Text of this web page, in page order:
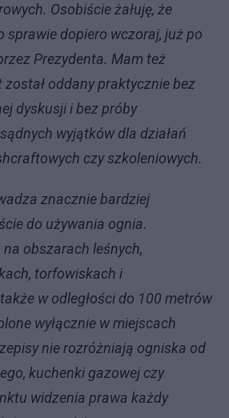
Osobiście żałuję, że
sprawie dopiero wczoraj, już po
Prezydenta. Mam też
oddany praktycznie bez
dyskusji i bez próby
wyjątków dla działań
czy szkoleniowych.
znacznie bardziej
do używania ognia.
obszarach leśnych,
torfowiskach i
w odległości do 100 metrów
wyłącznie w miejscach
nie rozróżniają ogniska od
kuchenki gazowej czy
widzenia prawa każdy